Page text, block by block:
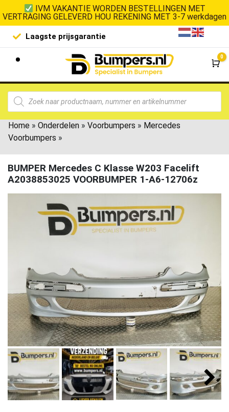
IVM VAKANTIE WORDEN BESTELLINGEN MET
VERTRAGING GELEVERD HOU REKENING MET 3-7 werkdagen
Laagste prijsgarantie De
0
Home » Onderdelen » Voorbumpers » Mercedes
Voorbumpers »
BUMPER Mercedes C Klasse W203 Facelift
A2038853025 VOORBUMPER 1-A6-12706z